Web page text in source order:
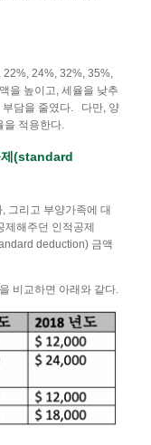
22%, 24%, 32%, 35%,
을 높이고, 세율을 낮추
부담을 줄였다. 다만, 양
을 적용한다.
(standard
그리고 부양가족에 대
제해주던 인적공제
deduction) 금액
비교하면 아래와 같다.